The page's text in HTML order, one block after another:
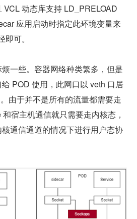
VCL 动态库支持 LD_PRELOAD
应用启动时指定此环境变量来
可。
一些。容器网络种类繁多，但是
POD 使用，此网口以 veth 口居
由于并不是所有的流量都需要走
宿主机通信就只需要走内核态，
通信通道的情况下进行用户态协